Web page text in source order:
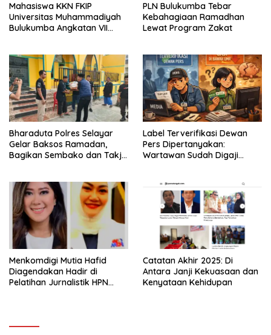
Mahasiswa KKN FKIP
Universitas Muhammadiyah
Bulukumba Angkatan VII
PLN Bulukumba Tebar
Kebahagiaan Ramadhan
Lewat Program Zakat
Bharaduta Polres Selayar
Gelar Baksos Ramadan,
Bagikan Sembako dan Takjil
Label Terverifikasi Dewan
Pers Dipertanyakan:
Wartawan Sudah Digaji
Menkomdigi Mutia Hafid
Diagendakan Hadir di
Pelatihan Jurnalistik HPN
‎Catatan Akhir 2025: Di
Antara Janji Kekuasaan dan
Kenyataan Kehidupan